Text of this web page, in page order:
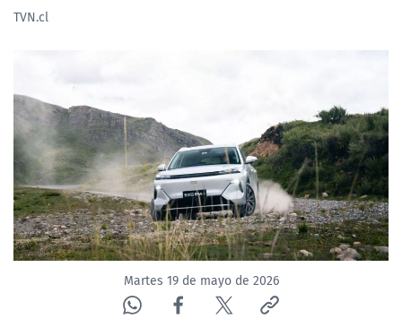
ACTUALIDAD Y TENDENCIAS
CORPORATIVO Y TRANSPARENCIA
CANAL DE DENUNCIAS
ÁREA DE PROYECTOS
TVN.cl
Martes 19 de mayo de 2026